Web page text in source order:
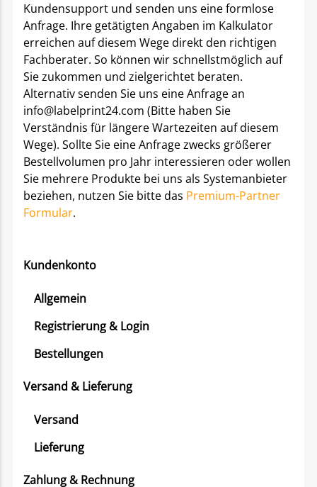
Kundenkonto
Allgemein
Registrierung & Login
Bestellungen
Versand & Lieferung
Versand
Lieferung
Zahlung & Rechnung
Kundensupport und senden uns eine formlose
Anfrage. Ihre getätigten Angaben im Kalkulator
erreichen auf diesem Wege direkt den richtigen
Fachberater. So können wir schnellstmöglich auf
Sie zukommen und zielgerichtet beraten.
Alternativ senden Sie uns eine Anfrage an
info@labelprint24.com (Bitte haben Sie
Verständnis für längere Wartezeiten auf diesem
Wege). Sollte Sie eine Anfrage zwecks größerer
Bestellvolumen pro Jahr interessieren oder wollen
Sie mehrere Produkte bei uns als Systemanbieter
beziehen, nutzen Sie bitte das Premium-Partner
Formular.